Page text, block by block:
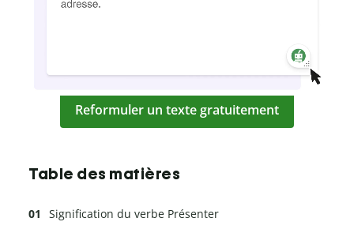
Reformuler un texte gratuitement
Table des matières
Signification du verbe Présenter